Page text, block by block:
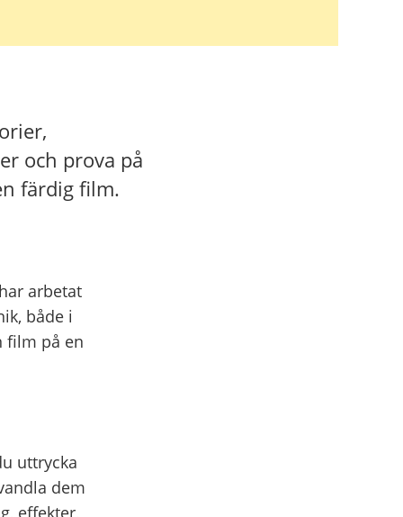
och prova på
färdig film.
arbetat
både i
film på en
uttrycka
dem
effekter,